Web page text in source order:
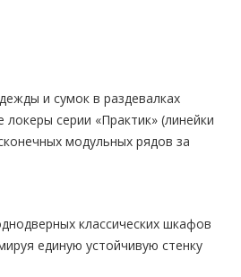
и сумок в раздевалках
серии «Практик» (линейки
модульных рядов за
классических шкафов
единую устойчивую стенку